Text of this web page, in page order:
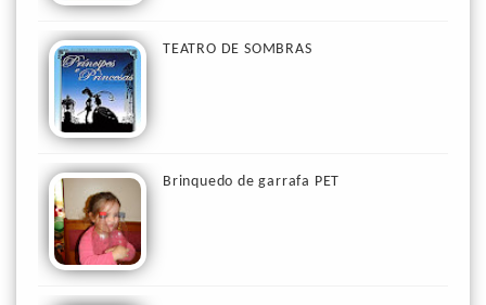
TEATRO DE SOMBRAS
Brinquedo de garrafa PET